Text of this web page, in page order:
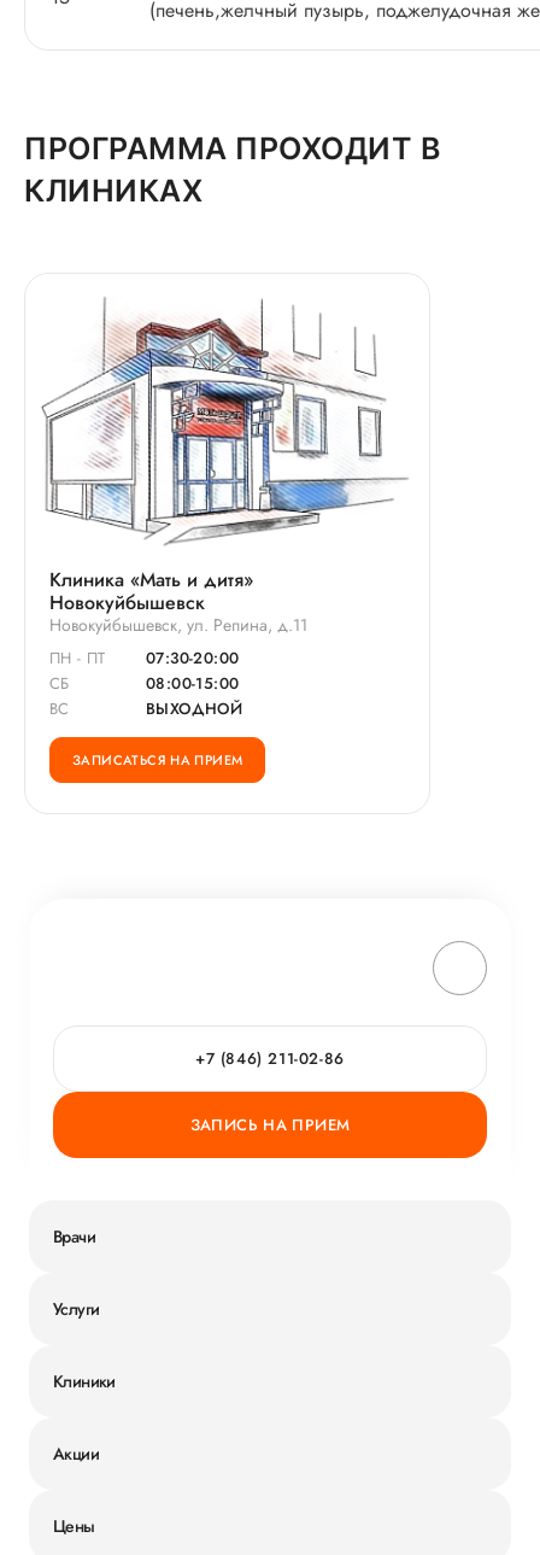
(печень,желчный пузырь, поджелудочная
ПРОГРАММА ПРОХОДИТ В
КЛИНИКАХ
Клиника «Мать и дитя»
Новокуйбышевск
Новокуйбышевск, ул. Репина, д.11
ПН - ПТ
07:30-20:00
СБ
08:00-15:00
ВС
ВЫХОДНОЙ
ЗАПИСАТЬСЯ НА ПРИЕМ
+7 (846) 211-02-86
ЗАПИСЬ НА ПРИЕМ
Врачи
Услуги
Клиники
Акции
Цены